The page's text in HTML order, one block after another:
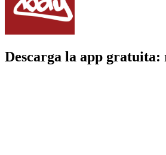
Descarga la app gratuita: